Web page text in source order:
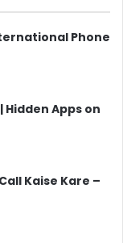
Phone
Hidden Apps on
Kaise Kare –